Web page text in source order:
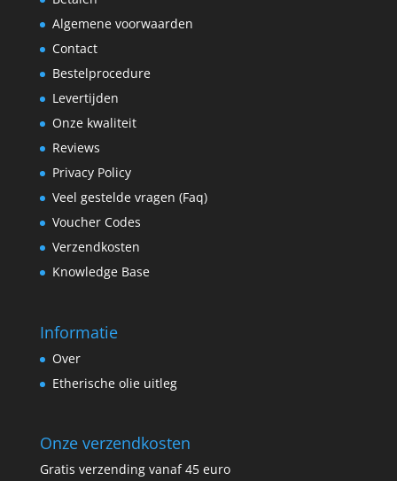
Algemene voorwaarden
Contact
Bestelprocedure
Levertijden
Onze kwaliteit
Reviews
Privacy Policy
Veel gestelde vragen (Faq)
Voucher Codes
Verzendkosten
Knowledge Base
Informatie
Over
Etherische olie uitleg
Onze verzendkosten
Gratis verzending vanaf 45 euro